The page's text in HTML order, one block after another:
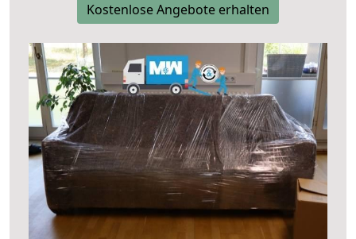
Kostenlose Angebote erhalten